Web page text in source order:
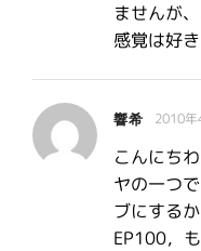
ませんが
感覚は好き
響希 2010
こんにち
ヤの一つ
ブにする
EP100，